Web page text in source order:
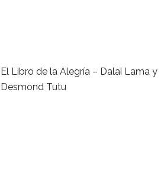
El Libro de la Alegría – Dalai Lama y
Desmond Tutu